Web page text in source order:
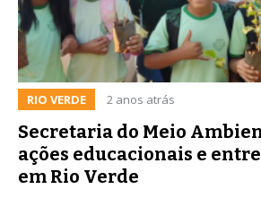
RIO VERDE 2 anos atrás
Secretaria do Meio
ações educacionais e
em Rio Verde